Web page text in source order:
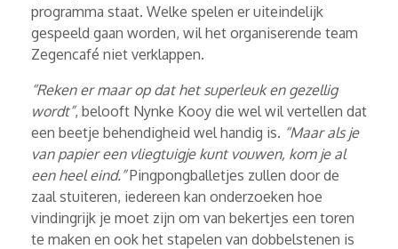
programma staat. Welke spelen er uiteindelijk
gespeeld gaan worden, wil het organiserende team
Zegencafé niet verklappen.
“Reken er maar op dat het superleuk en gezellig
wordt”, belooft Nynke Kooy die wel wil vertellen dat
een beetje behendigheid wel handig is. “Maar als je
van papier een vliegtuigje kunt vouwen, kom je al
een heel eind.”Pingpongballetjes zullen door de
zaal stuiteren, iedereen kan onderzoeken hoe
vindingrijk je moet zijn om van bekertjes een toren
te maken en ook het stapelen van dobbelstenen is